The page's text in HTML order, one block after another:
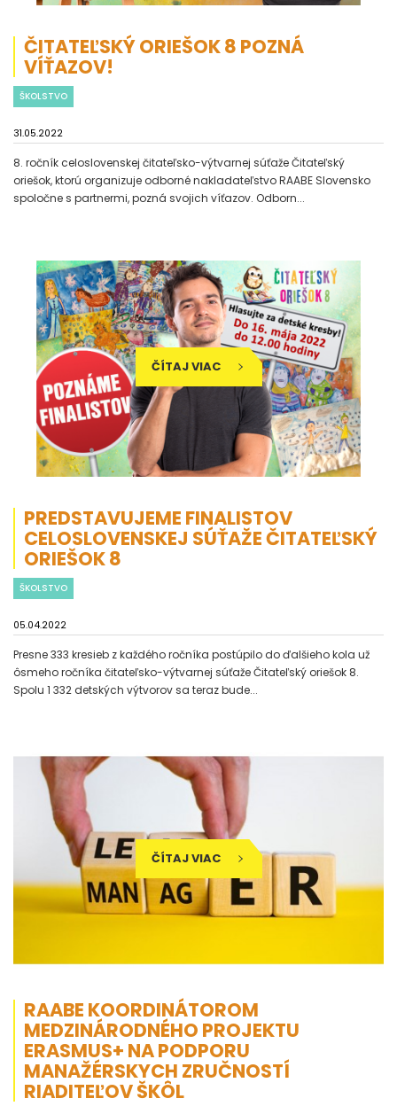
ČITATEĽSKÝ ORIEŠOK 8 POZNÁ
VÍŤAZOV!
ŠKOLSTVO
31.05.2022
8. ročník celoslovenskej čitateľsko-výtvarnej súťaže Čitateľský
oriešok, ktorú organizuje odborné nakladateľstvo RAABE Slovensko
spoločne s partnermi, pozná svojich víťazov. Odborn...
ČÍTAJ VIAC
PREDSTAVUJEME FINALISTOV
CELOSLOVENSKEJ SÚŤAŽE ČITATEĽSKÝ
ORIEŠOK 8
ŠKOLSTVO
05.04.2022
Presne 333 kresieb z každého ročníka postúpilo do ďalšieho kola už
ôsmeho ročníka čitateľsko-výtvarnej súťaže Čitateľský oriešok 8.
Spolu 1 332 detských výtvorov sa teraz bude...
ČÍTAJ VIAC
RAABE KOORDINÁTOROM
MEDZINÁRODNÉHO PROJEKTU
ERASMUS+ NA PODPORU
MANAŽÉRSKYCH ZRUČNOSTÍ
RIADITEĽOV ŠKÔL